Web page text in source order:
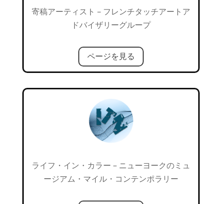
寄稿アーティスト – フレンチタッチアートア
ドバイザリーグループ
ページを見る
ライフ・イン・カラー – ニューヨークのミュ
ージアム・マイル・コンテンポラリー